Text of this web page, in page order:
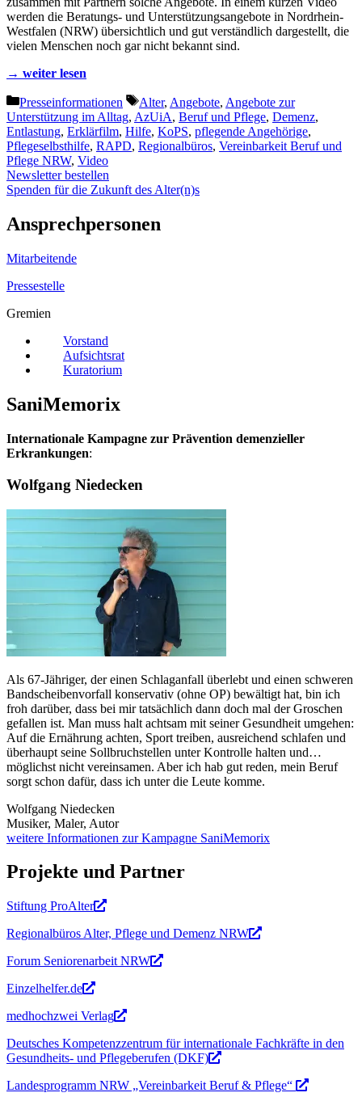
werden die Beratungs- und Unterstützungsangebote in Nordrhein-
Westfalen (NRW) übersichtlich und gut verständlich dargestellt, die
vielen Menschen noch gar nicht bekannt sind.
→ weiter lesen
Kategorien
Presseinformationen Schlagwörter
Alter, Angebote, Angebote zur
Unterstützung im Alltag, AzUiA, Beruf und Pflege, Demenz,
Entlastung, Erklärfilm, Hilfe, KoPS, pflegende Angehörige,
Pflegeselbsthilfe, RAPD, Regionalbüros, Vereinbarkeit Beruf und
Pflege NRW, Video
Newsletter bestellen
Spenden für die Zukunft des Alter(n)s
Ansprechpersonen
Mitarbeitende
Pressestelle
Gremien
Vorstand
Aufsichtsrat
Kuratorium
SaniMemorix
Internationale Kampagne zur Prävention demenzieller
Erkrankungen:
Wolfgang Niedecken
Als 67-Jähriger, der einen Schlaganfall überlebt und einen schweren
Bandscheibenvorfall konservativ (ohne OP) bewältigt hat, bin ich
froh darüber, dass bei mir tatsächlich dann doch mal der Groschen
gefallen ist. Man muss halt achtsam mit seiner Gesundheit umgehen:
Auf die Ernährung achten, Sport treiben, ausreichend schlafen und
überhaupt seine Sollbruchstellen unter Kontrolle halten und…
möglichst nicht vereinsamen. Aber ich hab gut reden, mein Beruf
sorgt schon dafür, dass ich unter die Leute komme.
Wolfgang Niedecken
Musiker, Maler, Autor
weitere Informationen zur Kampagne SaniMemorix
Projekte und Partner
Stiftung ProAlter
Regionalbüros Alter, Pflege und Demenz NRW
Forum Seniorenarbeit NRW
Einzelhelfer.de
medhochzwei Verlag
Deutsches Kompetenzzentrum für internationale Fachkräfte in den
Gesundheits- und Pflegeberufen (DKF)
Landesprogramm NRW „Vereinbarkeit Beruf & Pflege“